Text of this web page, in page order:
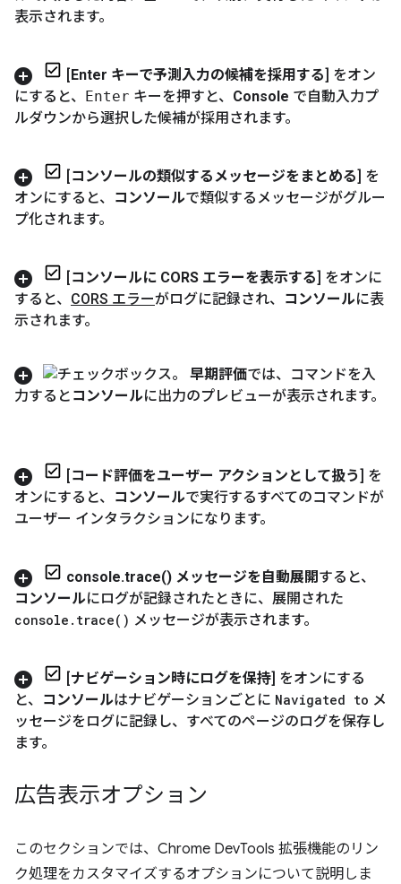
表示されます。
Enter キーで予測入力の候補を採用する
] をオン
にすると、
Enter キーを押すと、 Console で自動入力プ
ルダウンから選択した候補が採用されます。
コンソールの類似するメッセージをまとめる
] を
オンにすると、
コンソールで類似するメッセージがグルー
プ化されます。
コンソールに CORS エラーを表示する
] をオンに
すると、 CORS エラーがログに記録され、 コンソールに表
示されます。
早期評価では、コマンドを入
力すると コンソールに出力のプレビューが表示されます。
コード評価をユーザー アクションとして扱う
] を
オンにすると、
コンソールで実行するすべてのコマンドが
ユーザー インタラクションになります。
console.trace() メッセージを自動展開 すると、
コンソールにログが記録されたときに、展開された
console . trace( ) メッセージが表示されます。
ナビゲーション時にログを保持 ] をオンにする
と、
コンソールはナビゲーションごとに Navigated to メ
ッセージをログに記録し、すべてのページのログを保存し
ます。
広告表示オプション
このセクションでは、Chrome DevTools 拡張機能のリン
ク処理をカスタマイズするオプションについて説明しま